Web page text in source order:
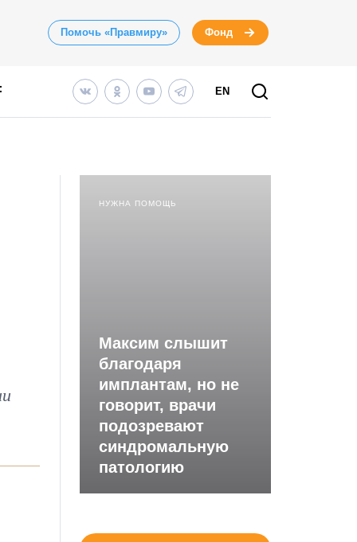
Помочь «Правмиру» Фонд
EN
НУЖНА ПОМОЩЬ
Максим слышит
благодаря
имплантам, но не
говорит, врачи
подозревают
синдромальную
патологию